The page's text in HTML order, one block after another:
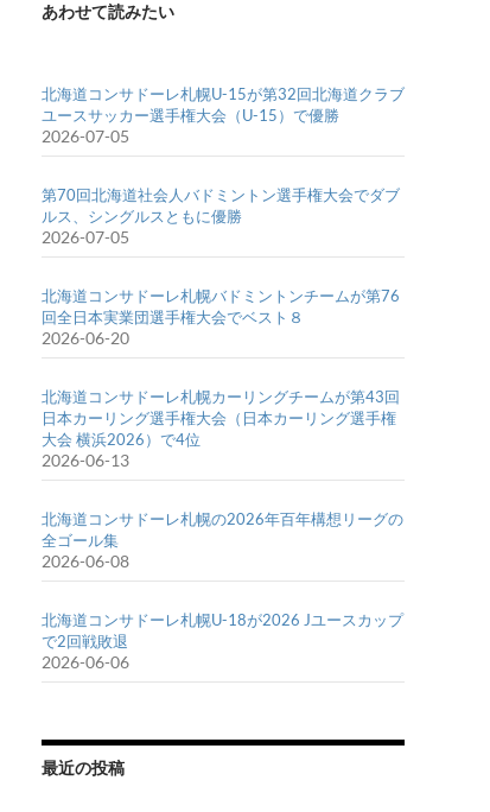
あわせて読みたい
北海道コンサドーレ札幌U-15が第32回北海道クラブ
ユースサッカー選手権大会（U-15）で優勝
2026-07-05
第70回北海道社会人バドミントン選手権大会でダブ
ルス、シングルスともに優勝
2026-07-05
北海道コンサドーレ札幌バドミントンチームが第76
回全日本実業団選手権大会でベスト８
2026-06-20
北海道コンサドーレ札幌カーリングチームが第43回
日本カーリング選手権大会（日本カーリング選手権
大会 横浜2026）で4位
2026-06-13
北海道コンサドーレ札幌の2026年百年構想リーグの
全ゴール集
2026-06-08
北海道コンサドーレ札幌U-18が2026 Jユースカップ
で2回戦敗退
2026-06-06
最近の投稿